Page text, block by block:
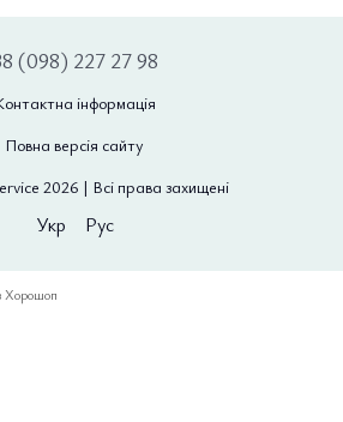
(098) 227 27 98
інформація
Повна версія сайту
2026 | Всі права захищені
Укр Рус
Хорошоп